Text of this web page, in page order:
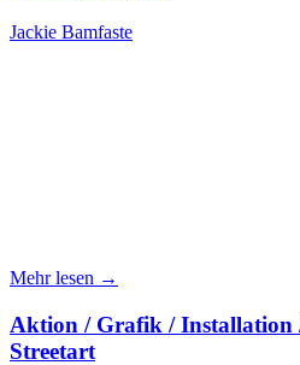
Jackie Bamfaste
Mehr lesen →
Aktion / Grafik / Installation
Streetart